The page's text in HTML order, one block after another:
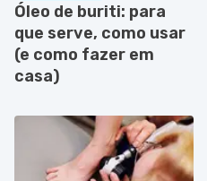
Óleo de buriti: para
que serve, como usar
(e como fazer em
casa)